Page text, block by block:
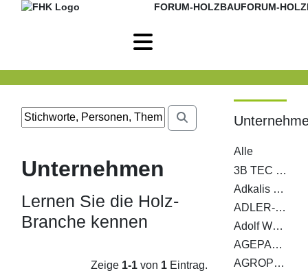
FORUM-HOLZBAUFORUM-
Unternehmen
Lernen Sie die Holz-
Branche kennen
Zeige 1-1 von 1 Eintrag.
Alle
3B TEC MagnumBoard GmbH
Adkalis Groupe Berkem
ADLER-Werk Lackfabrik Johann Berghofer GmbH & Co KG
Adolf Würth GmbH & Co. KG
AGEPAN SYSTEM c/o Sonae Arauco Deutschland GmbH
AGROP NOVA a. s.